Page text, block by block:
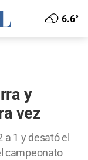
6.6°
y
vez
1 y desató el
campeonato